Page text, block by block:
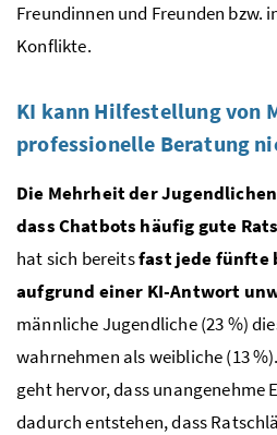
Freundinnen und Freunden bzw.
Konflikte.
KI kann Hilfestellung von
professionelle Beratung
Die Mehrheit der
dass Chatbots häufig gute
hat sich bereitsfast jede fünfte
aufgrund einer KI-Antwort
männliche Jugendliche (23 %)
wahrnehmen als weibliche (13
geht hervor, dass unangenehme
dadurch entstehen, dass